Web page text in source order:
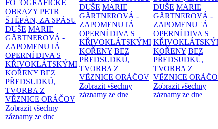
FOTOGRAFICKÉ
OBRAZY PETR
ŠTĚPÁN, ZA SPÁSU
DUŠE MARIE
GÄRTNEROVÁ -
ZAPOMENUTÁ
OPERNÍ DIVA S
KŘIVOKLÁTSKÝMI
KOŘENY BEZ
PŘEDSUDKŮ,
TVORBA Z
VĚZNICE ORÁČOV
Zobrazit všechny
záznamy ze dne
DUŠE MARIE
GÄRTNEROVÁ -
ZAPOMENUTÁ
OPERNÍ DIVA S
KŘIVOKLÁTSKÝMI
KOŘENY BEZ
PŘEDSUDKŮ,
TVORBA Z
VĚZNICE ORÁČOV
Zobrazit všechny
záznamy ze dne
DUŠE MARIE
GÄRTNEROVÁ -
ZAPOMENUTÁ
OPERNÍ DIVA S
KOŘENY BEZ
PŘEDSUDKŮ,
TVORBA Z
VĚZNICE
Zobrazit všechny
záznamy ze dne